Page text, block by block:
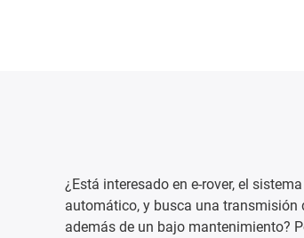
¿Está interesado en e-rover, el
automático, y busca una transmisión
además de un bajo mantenimiento?